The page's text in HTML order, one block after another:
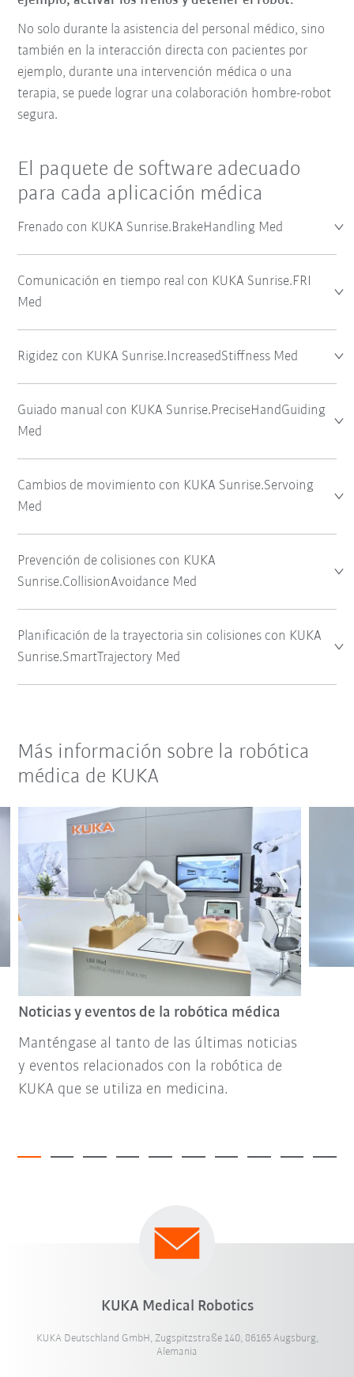
No solo durante la asistencia del personal médico, sino
también en la interacción directa con pacientes por
ejemplo, durante una intervención médica o una
terapia, se puede lograr una colaboración hombre-robot
segura.
El paquete de software adecuado
para cada aplicación médica
Frenado con KUKA Sunrise.BrakeHandling Med
Comunicación en tiempo real con KUKA Sunrise.FRI
Med
Rigidez con KUKA Sunrise.IncreasedStiffness Med
Guiado manual con KUKA Sunrise.PreciseHandGuiding
Med
Cambios de movimiento con KUKA Sunrise.Servoing
Med
Prevención de colisiones con KUKA
Sunrise.CollisionAvoidance Med
Planificación de la trayectoria sin colisiones con KUKA
Sunrise.SmartTrajectory Med
Más información sobre la robótica
médica de KUKA
Noticias y eventos de la robótica médica
Manténgase al tanto de las últimas noticias
y eventos relacionados con la robótica de
KUKA que se utiliza en medicina.
KUKA Medical Robotics
KUKA Deutschland GmbH, Zugspitzstraße 140, 86165 Augsburg,
Alemania